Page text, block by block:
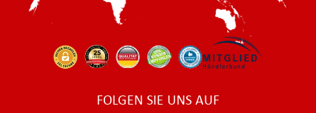
FOLGEN SIE UNS AUF